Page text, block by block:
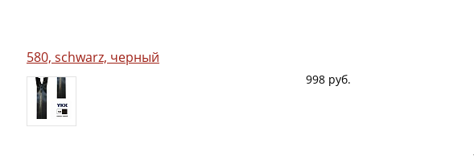
580, schwarz, черный
998 руб.